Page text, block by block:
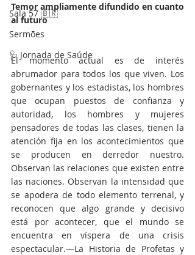
Sala 57 🇧🇷
Sermões
🩺 Jornada de Saúde
Temor ampliamente difundido en cuanto
al futuro
El momento actual es de interés
abrumador para todos los que viven. Los
gobernantes y los estadistas, los hombres
que ocupan puestos de confianza y
autoridad, los hombres y mujeres
pensadores de todas las clases, tienen la
atención fija en los acontecimientos que
se producen en derredor nuestro.
Observan las relaciones que existen entre
las naciones. Observan la intensidad que
se apodera de todo elemento terrenal, y
reconocen que algo grande y decisivo
está por acontecer, que el mundo se
encuentra en víspera de una crisis
espectacular.—La Historia de Profetas y